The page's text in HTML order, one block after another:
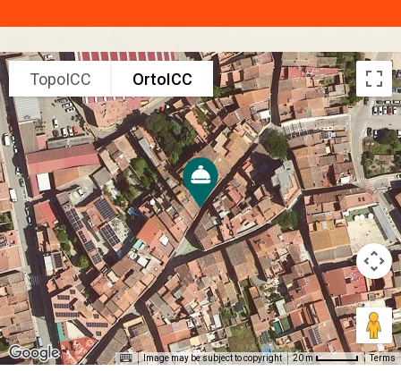
TopoICC OrtoICC
Image may be subject to copyright 20 m Terms